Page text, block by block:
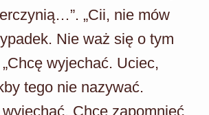
„Cii, nie mów
Nie waż się o tym
wyjechać. Uciec,
tego nie nazywać.
Chcę zapomnieć